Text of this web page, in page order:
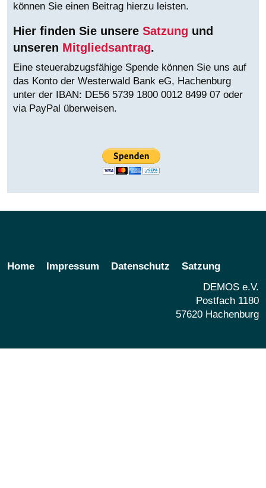
können Sie einen Beitrag hierzu leisten.
Hier finden Sie unsere Satzung und
unseren Mitgliedsantrag.
Eine steuerabzugsfähige Spende können Sie uns auf
das Konto der Westerwald Bank eG, Hachenburg
unter der IBAN: DE56 5739 1800 0012 8499 07 oder
via PayPal überweisen.
Home Impressum Datenschutz
Satzung
DEMOS e.V.
Postfach 1180
57620 Hachenburg